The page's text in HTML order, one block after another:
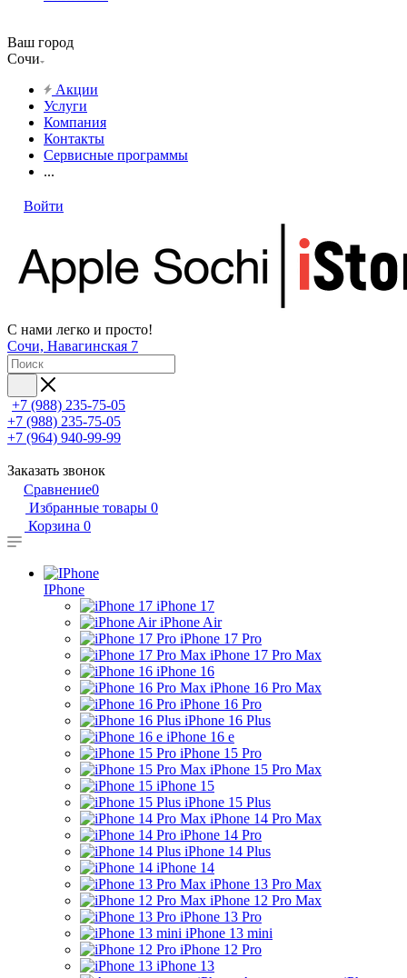
Ваш город
Сочи
Акции
Услуги
Компания
Контакты
Сервисные программы
...
Войти
С нами легко и просто!
Сочи, Навагинская 7
+7 (988) 235-75-05
+7 (988) 235-75-05
+7 (964) 940-99-99
Заказать звонок
Сравнение0
Избранные товары 0
Корзина 0
IPhone
iPhone 17
iPhone Air
iPhone 17 Pro
iPhone 17 Pro Max
iPhone 16
iPhone 16 Pro Max
iPhone 16 Pro
iPhone 16 Plus
iPhone 16 e
iPhone 15 Pro
iPhone 15 Pro Max
iPhone 15
iPhone 15 Plus
iPhone 14 Pro Max
iPhone 14 Pro
iPhone 14 Plus
iPhone 14
iPhone 13 Pro Max
iPhone 12 Pro Max
iPhone 13 Pro
iPhone 13 mini
iPhone 12 Pro
iPhone 13